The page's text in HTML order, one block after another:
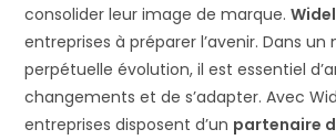
consolider leur image de marque.
entreprises à préparer l’avenir. Dans un
perpétuelle évolution, il est essentiel
changements et de s’adapter. Avec
entreprises disposent d’un partenaire